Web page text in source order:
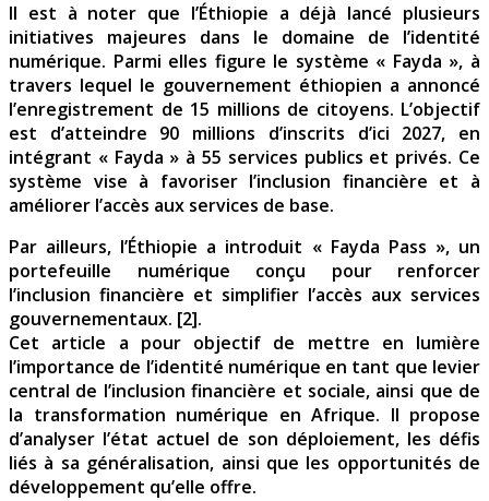
Il est à noter que l’Éthiopie a déjà lancé plusieurs
initiatives majeures dans le domaine de l’identité
numérique. Parmi elles figure le système « Fayda », à
travers lequel le gouvernement éthiopien a annoncé
l’enregistrement de 15 millions de citoyens. L’objectif
est d’atteindre 90 millions d’inscrits d’ici 2027, en
intégrant « Fayda » à 55 services publics et privés. Ce
système vise à favoriser l’inclusion financière et à
améliorer l’accès aux services de base.
Par ailleurs, l’Éthiopie a introduit « Fayda Pass », un
portefeuille numérique conçu pour renforcer
l’inclusion financière et simplifier l’accès aux services
gouvernementaux. [2].
Cet article a pour objectif de mettre en lumière
l’importance de l’identité numérique en tant que levier
central de l’inclusion financière et sociale, ainsi que de
la transformation numérique en Afrique. Il propose
d’analyser l’état actuel de son déploiement, les défis
liés à sa généralisation, ainsi que les opportunités de
développement qu’elle offre.